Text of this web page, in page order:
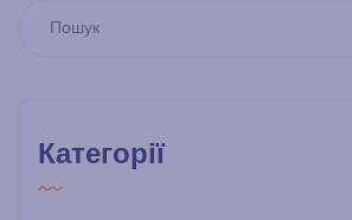
Категорії